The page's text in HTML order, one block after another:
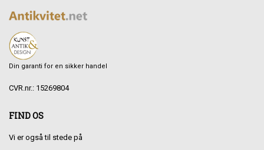
Din garanti for en sikker handel
CVR.nr.: 15269804
FIND OS
Vi er også til stede på